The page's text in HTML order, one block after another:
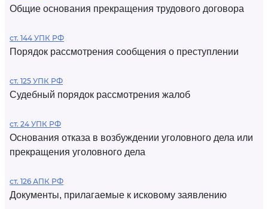
Общие основания прекращения трудового договора
ст. 144 УПК РФ
Порядок рассмотрения сообщения о преступлении
ст. 125 УПК РФ
Судебный порядок рассмотрения жалоб
ст. 24 УПК РФ
Основания отказа в возбуждении уголовного дела или
прекращения уголовного дела
ст. 126 АПК РФ
Документы, прилагаемые к исковому заявлению